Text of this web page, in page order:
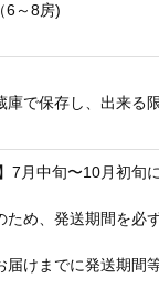
6～8房)
庫で保存し、出来る
7月中旬〜10月初旬
ため、発送期間を必
届けまでに発送期間